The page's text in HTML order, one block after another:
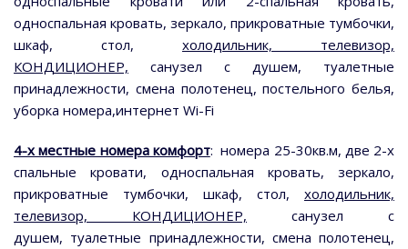
односпальная кровать, зеркало, прикроватные тумбочки,
шкаф, стол, холодильник, телевизор,
КОНДИЦИОНЕР, санузел с душем, туалетные
принадлежности, смена полотенец, постельного белья,
уборка номера,интернет Wi-Fi
4-х местные номера комфорт: номера 25-30кв.м, две 2-х
спальные кровати, односпальная кровать, зеркало,
прикроватные тумбочки, шкаф, стол, холодильник,
телевизор, КОНДИЦИОНЕР, санузел с
душем, туалетные принадлежности, смена полотенец,